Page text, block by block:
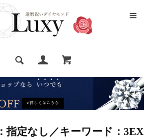
指定なし／キーワード：3EX